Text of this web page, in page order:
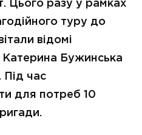
Цього разу у рамках
туру до
відомі
Катерина Бужинська
Під час
для потреб 10